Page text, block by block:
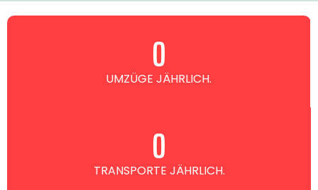
UMZÜGE JÄHRLICH.
0
TRANSPORTE JÄHRLICH.
0